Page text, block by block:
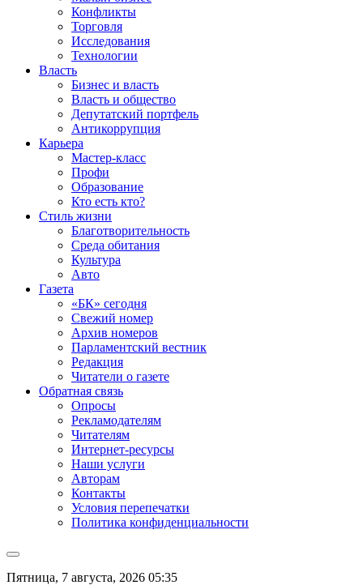
Конфликты
Торговля
Исследования
Технологии
Власть
Бизнес и власть
Власть и общество
Депутатский портфель
Антикоррупция
Карьера
Мастер-класс
Профи
Образование
Кто есть кто?
Стиль жизни
Благотворительность
Среда обитания
Культура
Авто
Газета
«БК» сегодня
Свежий номер
Архив номеров
Парламентский вестник
Редакция
Читатели о газете
Обратная связь
Опросы
Рекламодателям
Читателям
Интернет-ресурсы
Наши услуги
Авторам
Контакты
Условия перепечатки
Политика конфиденциальности
Пятница, 7 августа, 2026 05:35